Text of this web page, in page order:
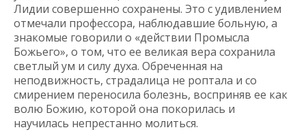
Лидии совершенно сохранены. Это с удивлением
отмечали профессора, наблюдавшие больную, а
знакомые говорили о «действии Промысла
Божьего», о том, что ее великая вера сохранила
светлый ум и силу духа. Обреченная на
неподвижность, страдалица не роптала и со
смирением переносила болезнь, восприняв ее как
волю Божию, которой она покорилась и
научилась непрестанно молиться.